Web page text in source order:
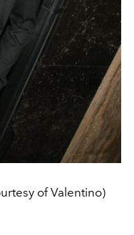
of Valentino)